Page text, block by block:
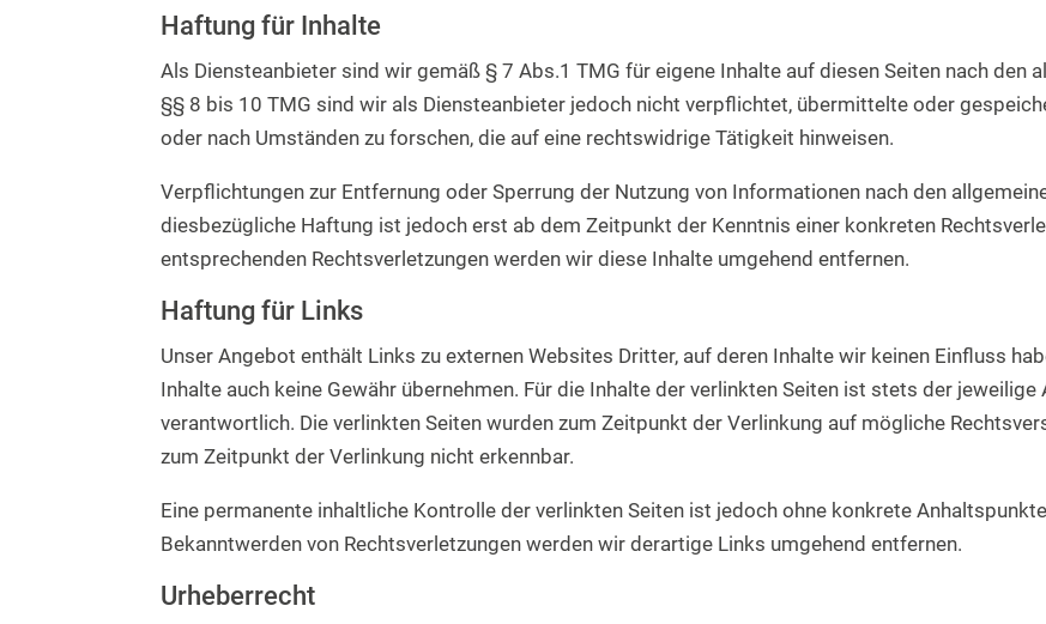
Haftung für Inhalte
Als Diensteanbieter sind wir gemäß § 7 Abs.1 TMG für eigene Inhalte auf diesen Seiten nach den
§§ 8 bis 10 TMG sind wir als Diensteanbieter jedoch nicht verpflichtet, übermittelte oder
oder nach Umständen zu forschen, die auf eine rechtswidrige Tätigkeit hinweisen.
Verpflichtungen zur Entfernung oder Sperrung der Nutzung von Informationen nach den
diesbezügliche Haftung ist jedoch erst ab dem Zeitpunkt der Kenntnis einer konkreten
entsprechenden Rechtsverletzungen werden wir diese Inhalte umgehend entfernen.
Haftung für Links
Unser Angebot enthält Links zu externen Websites Dritter, auf deren Inhalte wir keinen Einfluss
Inhalte auch keine Gewähr übernehmen. Für die Inhalte der verlinkten Seiten ist stets der
verantwortlich. Die verlinkten Seiten wurden zum Zeitpunkt der Verlinkung auf mögliche
zum Zeitpunkt der Verlinkung nicht erkennbar.
Eine permanente inhaltliche Kontrolle der verlinkten Seiten ist jedoch ohne konkrete
Bekanntwerden von Rechtsverletzungen werden wir derartige Links umgehend entfernen.
Urheberrecht